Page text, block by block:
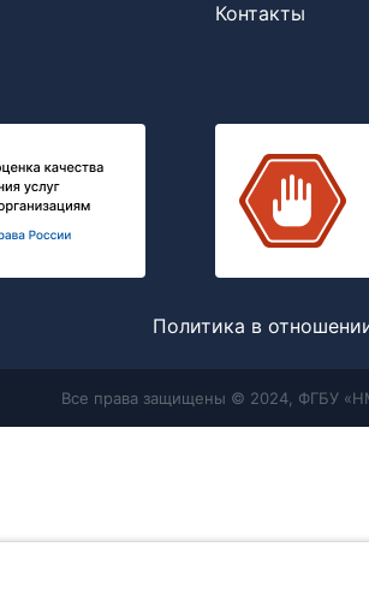
Контакты
Политика в
Все права защищены © 2024, ФГБУ